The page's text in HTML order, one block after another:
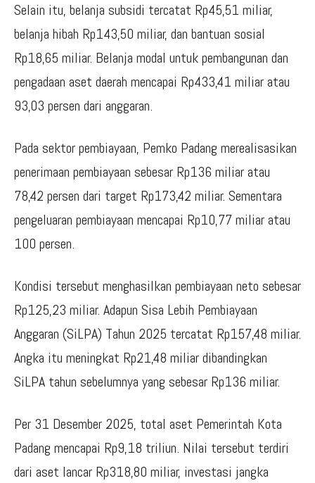
Selain itu, belanja subsidi tercatat Rp45,51 miliar,
belanja hibah Rp143,50 miliar, dan bantuan sosial
Rp18,65 miliar. Belanja modal untuk pembangunan dan
pengadaan aset daerah mencapai Rp433,41 miliar atau
93,03 persen dari anggaran.
Pada sektor pembiayaan, Pemko Padang merealisasikan
penerimaan pembiayaan sebesar Rp136 miliar atau
78,42 persen dari target Rp173,42 miliar. Sementara
pengeluaran pembiayaan mencapai Rp10,77 miliar atau
100 persen.
Kondisi tersebut menghasilkan pembiayaan neto sebesar
Rp125,23 miliar. Adapun Sisa Lebih Pembiayaan
Anggaran (SiLPA) Tahun 2025 tercatat Rp157,48 miliar.
Angka itu meningkat Rp21,48 miliar dibandingkan
SiLPA tahun sebelumnya yang sebesar Rp136 miliar.
Per 31 Desember 2025, total aset Pemerintah Kota
Padang mencapai Rp9,18 triliun. Nilai tersebut terdiri
dari aset lancar Rp318,80 miliar, investasi jangka